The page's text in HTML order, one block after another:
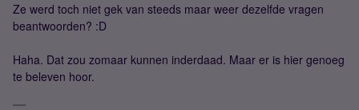
Ze werd toch niet gek van steeds maar weer dezelfde vragen
beantwoorden? :D
Haha. Dat zou zomaar kunnen inderdaad. Maar er is hier genoeg
te beleven hoor.